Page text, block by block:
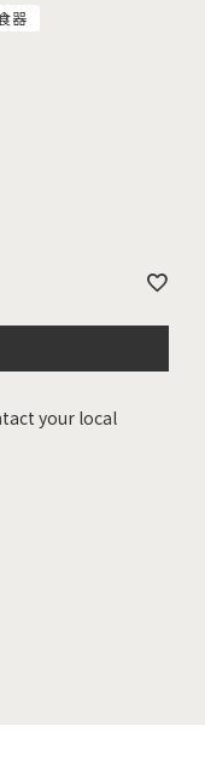
器
your local